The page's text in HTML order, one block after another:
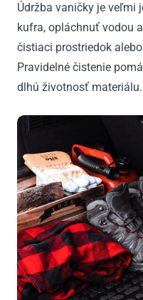
Údržba vaničky je veľmi
kufra, opláchnuť vodou
čistiaci prostriedok
Pravidelné čistenie
dlhú životnosť materiálu.